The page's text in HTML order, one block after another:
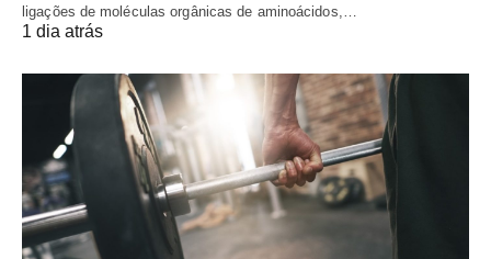
ligações de moléculas orgânicas de aminoácidos,…
1 dia atrás